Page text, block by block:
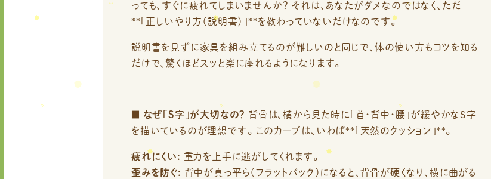
っても、すぐに疲れてしまいませんか？ それは、あなたがダメなのではなく、ただ
**「正しいやり方（説明書）」**を教わっていないだけなのです。
説明書を見ずに家具を組み立てるのが難しいのと同じで、体の使い方もコツを知る
だけで、驚くほどスッと楽に座れるようになります。
なぜ「S字」が大切なの？ 背骨は、横から見た時に「首・背中・腰」が緩やかなS字
を描いているのが理想です。 このカーブは、いわば**「天然のクッション」**。
疲れにくい: 重力を上手に逃がしてくれます。
歪みを防ぐ: 背中が真っ平ら（フラットバック）になると、背骨が硬くなり、横に曲がる